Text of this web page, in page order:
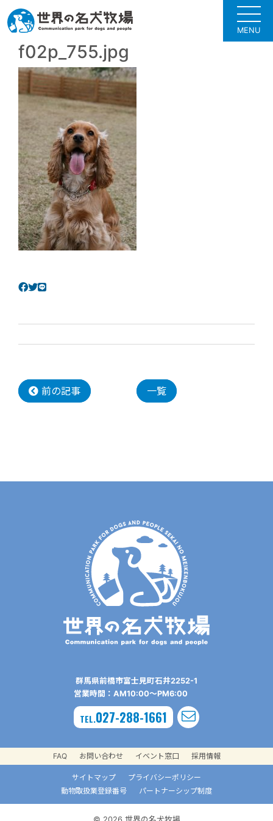
MENU
f02p_755.jpg
前の記事 一覧
群⾺県前橋市富⼠⾒町⽯井2252-1
営業時間：AM10:00〜PM6:00
TEL.027-288-1661
FAQ お問い合わせ イベント窓口 採用情報
サイトマップ
プライバシーポリシー
動物取扱業登録番号
パートナーシップ制度